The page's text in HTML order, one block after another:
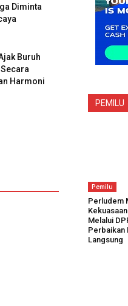
Diminta
Buruh
Secara
Harmoni
PEMILU
Pemilu
Perludem
Melalui
Perbaikan
Langsung